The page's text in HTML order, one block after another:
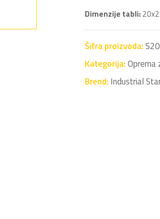
Dimenzije tabli:
Šifra proizvoda:
Kategorija:Oprema
Brend: Industrial